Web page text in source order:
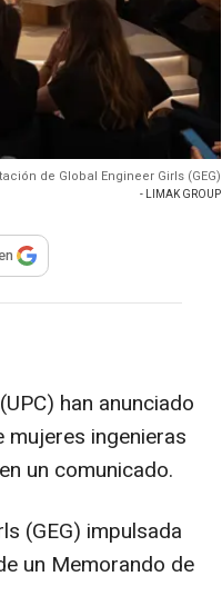
de Global Engineer Girls (GEG)
- LIMAK GROUP
compartir
han anunciado
mujeres ingenieras
un comunicado.
(GEG) impulsada
un Memorando de